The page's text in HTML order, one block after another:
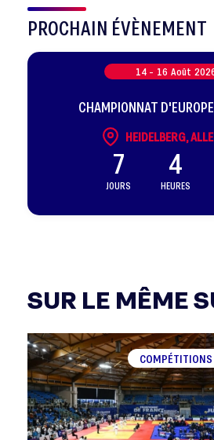
PROCHAIN ÉVÈNEMENT
14 - 16 Août
CHAMPIONNAT
HEIDELBERG,
7
JOURS
4
HEURES
SUR LE MÊME